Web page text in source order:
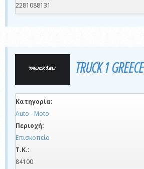
2281088131
TRUCK 1 GREECE
Κατηγορία:
Auto - Moto
Περιοχή:
Επισκοπείο
Τ.Κ.:
84100